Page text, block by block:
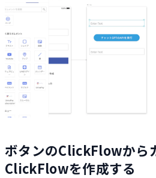
ボタンのClickFlowから
ClickFlowを作成する